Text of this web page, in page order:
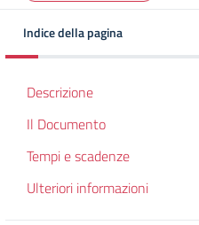
Indice della pagina
Descrizione
Il Documento
Tempi e scadenze
Ulteriori informazioni